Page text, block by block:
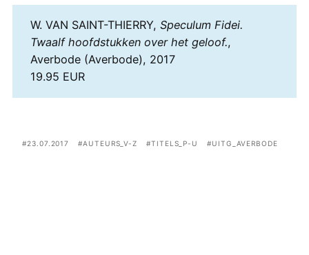
W. VAN SAINT-THIERRY, Speculum Fidei.
Twaalf hoofdstukken over het geloof.,
Averbode (Averbode), 2017
19.95 EUR
23.07.2017 AUTEURS_V-Z TITELS_P-U UITG_AVERBODE